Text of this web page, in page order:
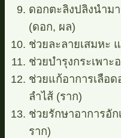
ดอกตะลิงปลิงนำม
(ดอก, ผล)
ช่วยละลายเสมหะ
ช่วยบำรุงกระเพาะ
ช่วยแก้อาการเลือ
ลำไส้ (ราก)
ช่วยรักษาอาการอั
ราก)